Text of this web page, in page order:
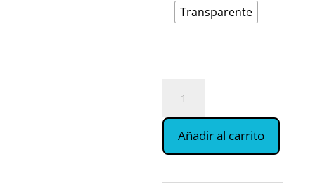
Transparente
PLEGABLE
cantidad
Añadir al carrito